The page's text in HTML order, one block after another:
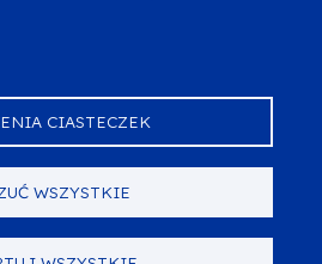
CIASTECZEK
WSZYSTKIE
Europejską z programu Fundusze
Małopolskiego 2023